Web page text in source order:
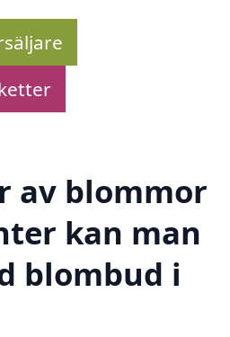
av blommor
kan man
blombud i